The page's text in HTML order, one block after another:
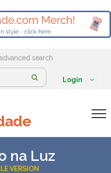
advanced search
Login
na Luz
VERSION